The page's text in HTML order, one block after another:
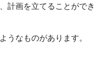
計画を立てることができ
うなものがあります。